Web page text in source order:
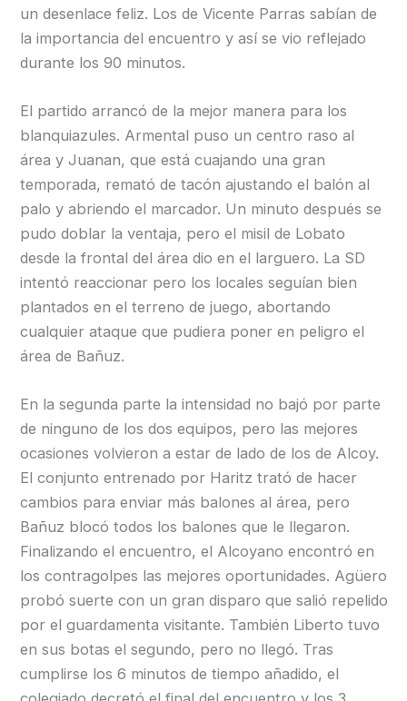
un desenlace feliz. Los de Vicente Parras sabían de
la importancia del encuentro y así se vio reflejado
durante los 90 minutos.
El partido arrancó de la mejor manera para los
blanquiazules. Armental puso un centro raso al
área y Juanan, que está cuajando una gran
temporada, remató de tacón ajustando el balón al
palo y abriendo el marcador. Un minuto después se
pudo doblar la ventaja, pero el misil de Lobato
desde la frontal del área dio en el larguero. La SD
intentó reaccionar pero los locales seguían bien
plantados en el terreno de juego, abortando
cualquier ataque que pudiera poner en peligro el
área de Bañuz.
En la segunda parte la intensidad no bajó por parte
de ninguno de los dos equipos, pero las mejores
ocasiones volvieron a estar de lado de los de Alcoy.
El conjunto entrenado por Haritz trató de hacer
cambios para enviar más balones al área, pero
Bañuz blocó todos los balones que le llegaron.
Finalizando el encuentro, el Alcoyano encontró en
los contragolpes las mejores oportunidades. Agüero
probó suerte con un gran disparo que salió repelido
por el guardamenta visitante. También Liberto tuvo
en sus botas el segundo, pero no llegó. Tras
cumplirse los 6 minutos de tiempo añadido, el